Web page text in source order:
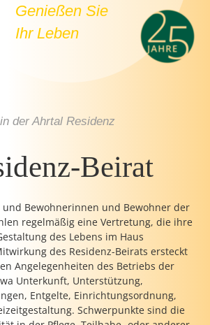
Ortschaften.
Genießen Sie
Ihr Leben
der Ahrtal Residenz
Beirat
Bewohnerinnen und Bewohner der
regelmäßig eine Vertretung, die ihre
des Lebens im Haus
des Residenz-Beirats ersteckt
Angelegenheiten des Betriebs der
Unterkunft, Unterstützung,
Entgelte, Einrichtungsordnung,
Schwerpunkte sind die